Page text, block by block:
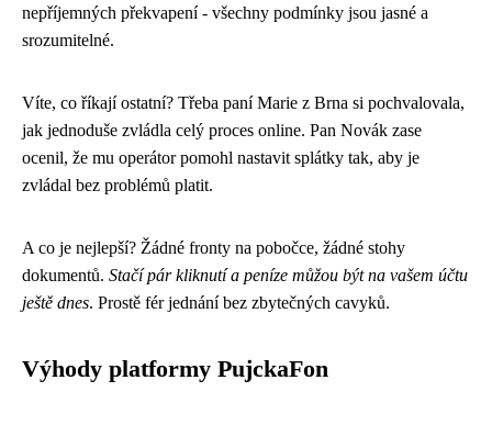
nepříjemných překvapení - všechny podmínky jsou jasné a
srozumitelné.
Víte, co říkají ostatní? Třeba paní Marie z Brna si pochvalovala,
jak jednoduše zvládla celý proces online. Pan Novák zase
ocenil, že mu operátor pomohl nastavit splátky tak, aby je
zvládal bez problémů platit.
A co je nejlepší? Žádné fronty na pobočce, žádné stohy
dokumentů. Stačí pár kliknutí a peníze můžou být na vašem účtu
ještě dnes. Prostě fér jednání bez zbytečných cavyků.
Výhody platformy PujckaFon